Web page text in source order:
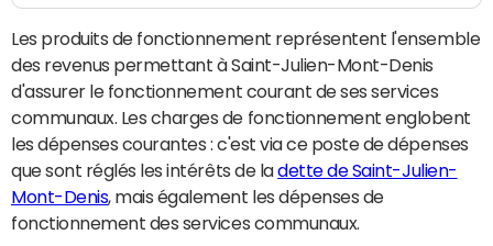
Les produits de fonctionnement représentent l'ensemble
des revenus permettant à Saint-Julien-Mont-Denis
d'assurer le fonctionnement courant de ses services
communaux. Les charges de fonctionnement englobent
les dépenses courantes : c'est via ce poste de dépenses
que sont réglés les intérêts de ladette de Saint-Julien-
Mont-Denis, mais également les dépenses de
fonctionnement des services communaux.